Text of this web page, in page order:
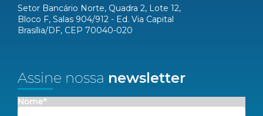
Setor Bancário Norte, Quadra 2, Lote 12,
Bloco F, Salas 904/912 - Ed. Via Capital
Brasília/DF, CEP 70040-020
Assine nossa newsletter
Nome*